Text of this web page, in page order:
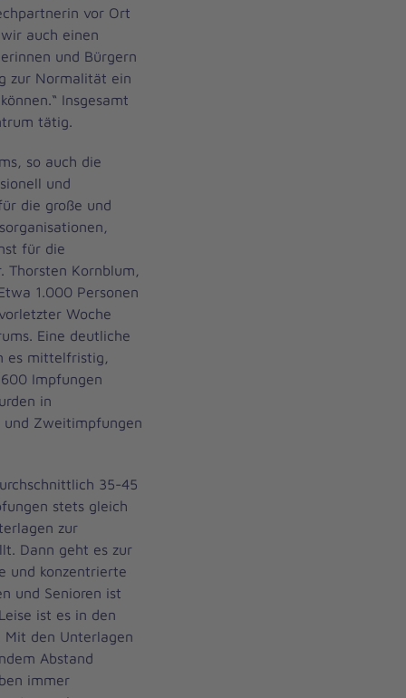
vor Ort
auch einen
und Bürgern
zur Normalität ein
Insgesamt
tätig.
so auch die
und
die große und
für die
Kornblum,
1.000 Personen
Woche
Eine deutliche
es mittelfristig,
Impfungen
in
Zweitimpfungen
35-45
stets gleich
zur
Dann geht es zur
und konzentrierte
und Senioren ist
ist es in den
Mit den Unterlagen
Abstand
immer